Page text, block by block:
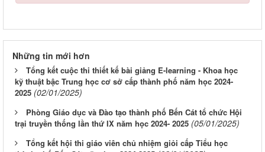
Những tin mới hơn
Tổng kết cuộc thi thiết kế bài giảng E-learning - Khoa học
kỹ thuật bậc Trung học cơ sở cấp thành phố năm học 2024-
2025 (02/01/2025)
Phòng Giáo dục và Đào tạo thành phố Bến Cát tổ chức Hội
trại truyền thống lần thứ IX năm học 2024- 2025 (05/01/2025)
Tổng kết hội thi giáo viên chủ nhiệm giỏi cấp Tiểu học